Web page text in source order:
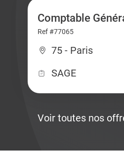
Comptable
Ref #77065
75 - Paris
SAGE
Voir toutes nos